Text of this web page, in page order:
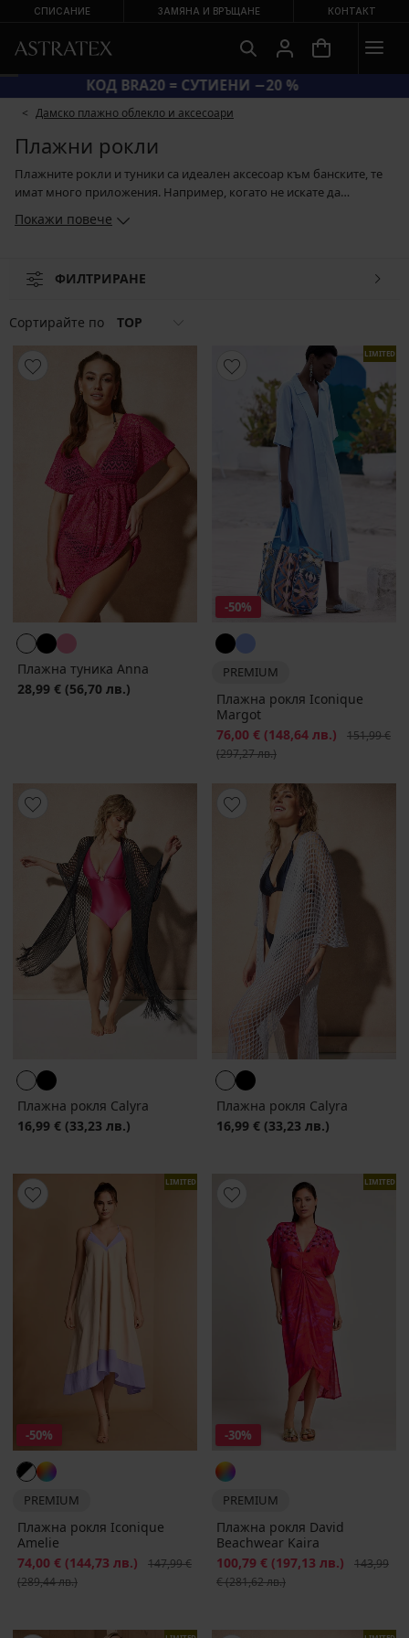
СПИСАНИЕ ЗАМЯНА И ВРЪЩАНЕ КОНТАКТ
КОД BRA20 = СУТИЕНИ −20 %
Дамско плажно облекло и аксесоари
Плажни рокли
Плажните рокли и туники са идеален аксесоар към банските, те
имат много приложения. Например, когато не искате да
рокли за пищни форми успешно ще скрият някое и друго кило. В
рокли в същия дизайн като банските. Ако заложите на
Покажи повече
ФИЛТРИРАНЕ
Сортирайте по TOP
Плажна туника Anna
28,99 € (56,70 лв.)
LIMITED
-50%
PREMIUM
Плажна рокля Iconique
Margot
Намаление
76,00 € (148,64 лв.)
151,99 €
(297,27 лв.)
Плажна рокля Calyra
16,99 € (33,23 лв.)
Плажна рокля Calyra
16,99 € (33,23 лв.)
LIMITED
-50%
PREMIUM
Плажна рокля Iconique
Amelie
Намаление
74,00 € (144,73 лв.) Първоначална цена
147,99 €
(289,44 лв.)
LIMITED
-30%
PREMIUM
Плажна рокля David
Beachwear Kaira
Намаление
100,79 € (197,13 лв.)
143,99
€(281,62 лв.)